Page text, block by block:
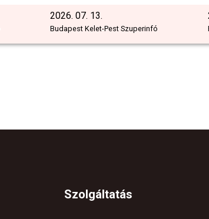
2026. 07. 13.
Budapest Kelet-Pest Szuperinfó
Szolgáltatás